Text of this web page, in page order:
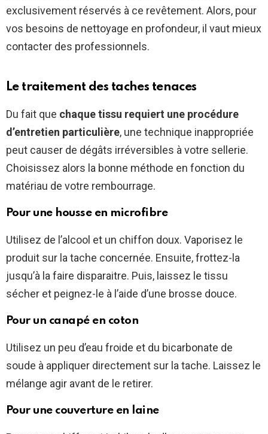
exclusivement réservés à ce revêtement. Alors, pour
vos besoins de nettoyage en profondeur, il vaut mieux
contacter des professionnels.
Le traitement des taches tenaces
Du fait que chaque tissu requiert une procédure
d’entretien particulière, une technique inappropriée
peut causer de dégâts irréversibles à votre sellerie.
Choisissez alors la bonne méthode en fonction du
matériau de votre rembourrage.
Pour une housse en microfibre
Utilisez de l’alcool et un chiffon doux. Vaporisez le
produit sur la tache concernée. Ensuite, frottez-la
jusqu’à la faire disparaitre. Puis, laissez le tissu
sécher et peignez-le à l’aide d’une brosse douce.
Pour un canapé en coton
Utilisez un peu d’eau froide et du bicarbonate de
soude à appliquer directement sur la tache. Laissez le
mélange agir avant de le retirer.
Pour une couverture en laine